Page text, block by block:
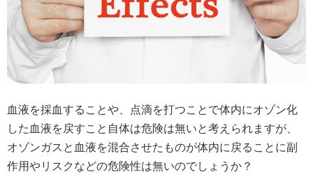
血液を採血することや、点滴を打つことで体内にオゾン化
した血液を戻すこと自体は危険は無いと考えられますが、
オゾンガスと血液を混合させたものが体内に戻ることに副
作用やリスクなどの危険性は無いのでしょうか？